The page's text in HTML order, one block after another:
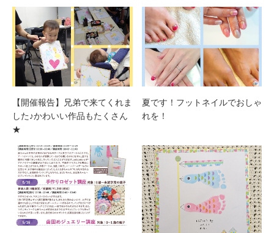
【開催報告】兄弟で来てくれま
した♪かわいい作品もたくさん
★
夏です！フットネイルでおしゃ
れを！